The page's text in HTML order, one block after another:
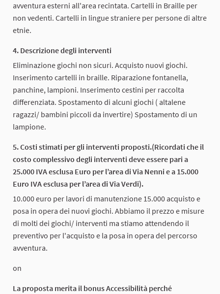
avventura esterni all'area recintata. Cartelli in Braille per
non vedenti. Cartelli in lingue straniere per persone di altre
etnie.
4. Descrizione degli interventi
Eliminazione giochi non sicuri. Acquisto nuovi giochi.
Inserimento cartelli in braille. Riparazione fontanella,
panchine, lampioni. Inserimento cestini per raccolta
differenziata. Spostamento di alcuni giochi ( altalene
ragazzi/ bambini piccoli da invertire) Spostamento di un
lampione.
5. Costi stimati per gli interventi proposti.(Ricordati che il
costo complessivo degli interventi deve essere pari a
25.000 IVA esclusa Euro per l’area di Via Nenni e a 15.000
Euro IVA esclusa per l’area di Via Verdi).
10.000 euro per lavori di manutenzione 15.000 acquisto e
posa in opera dei nuovi giochi. Abbiamo il prezzo e misure
di molti dei giochi/ interventi ma stiamo attendendo il
preventivo per l'acquisto e la posa in opera del percorso
avventura.
on
La proposta merita il bonus Accessibilità perché